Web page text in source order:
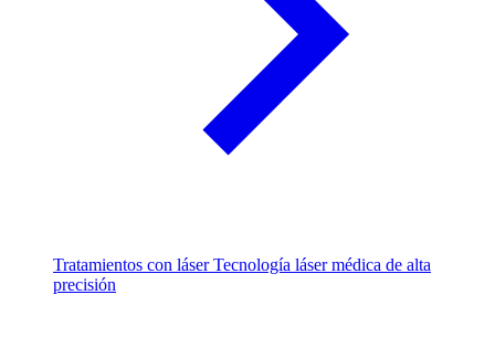
Tratamientos con láserTecnología láser médica de alta
precisión